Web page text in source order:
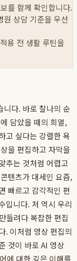
를 함께 확인합니다.
상담 기준을 우선
용 전 생활 루틴을
다. 바로 찰나의 순
담았을 때의 희열,
고 싶다는 강렬한 욕
을 편집하고 자막을
추는 것처럼 어렵고
텐츠가 대세인 요즘,
빠르고 감각적인 편
입니다. 저 역시 우리
들려다 복잡한 편집
. 이처럼 영상 편집의
것이 바로 AI 영상
에 대한 깊은 이해를